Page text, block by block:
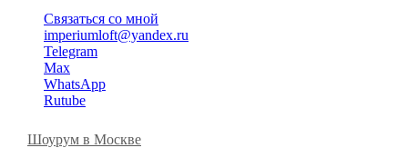
Связаться со мной
imperiumloft@yandex.ru
Telegram
Max
WhatsApp
Rutube
Шоурум в Москве